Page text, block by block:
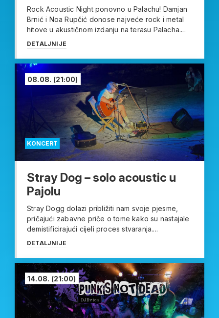
Rock Acoustic Night ponovno u Palachu! Damjan
Brnić i Noa Rupčić donose najveće rock i metal
hitove u akustičnom izdanju na terasu Palacha....
DETALJNIJE
KONCERT
08.08. (21:00)
Stray Dog – solo acoustic u
Pajolu
Stray Dogg dolazi približiti nam svoje pjesme,
pričajući zabavne priče o tome kako su nastajale
demistificirajući cijeli proces stvaranja....
DETALJNIJE
14.08. (21:00)